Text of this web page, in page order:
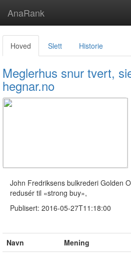
AnaRank
Hoved Slett Historie
Meglerhus snur tvert,
hegnar.no
John Fredriksens bulkrederi Golden
redusér til «strong buy»,
Publisert: 2016-05-27T11:18:00
Navn Mening